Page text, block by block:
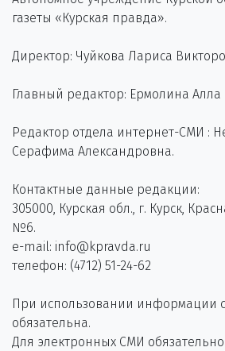
газеты «Курская правда».
Директор: Чуйкова Лариса
Главный редактор: Ермолина
Редактор отдела интернет-СМИ :
Серафима Александровна.
Контактные данные редакции:
305000, Курская обл., г. Курск,
№6.
e-mail: info@kpravda.ru
телефон: (4712) 51-24-62
При использовании информации
обязательна.
Для электронных СМИ